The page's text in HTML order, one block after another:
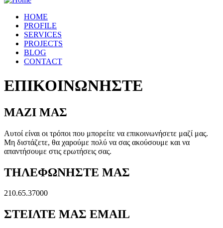
HOME
PROFILE
SERVICES
PROJECTS
BLOG
CONTACT
ΕΠΙΚΟΙΝΩΝΗΣΤΕ
ΜΑΖΙ ΜΑΣ
Αυτοί είναι οι τρόποι που μπορείτε να επικοινωνήσετε μαζί μας.
Μη διστάζετε, θα χαρούμε πολύ να σας ακούσουμε και να
απαντήσουμε στις ερωτήσεις σας.
ΤΗΛΕΦΩΝΗΣΤΕ ΜΑΣ
210.65.37000
ΣΤΕΙΛΤΕ ΜΑΣ EMAIL